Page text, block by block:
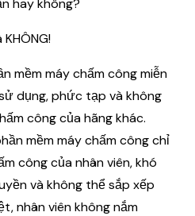
hay không?
mềm máy chấm công miễn
dụng, phức tạp và không
công của hãng khác.
mềm máy chấm công chỉ
công của nhân viên, khó
và không thể sắp xếp
nhân viên không nắm